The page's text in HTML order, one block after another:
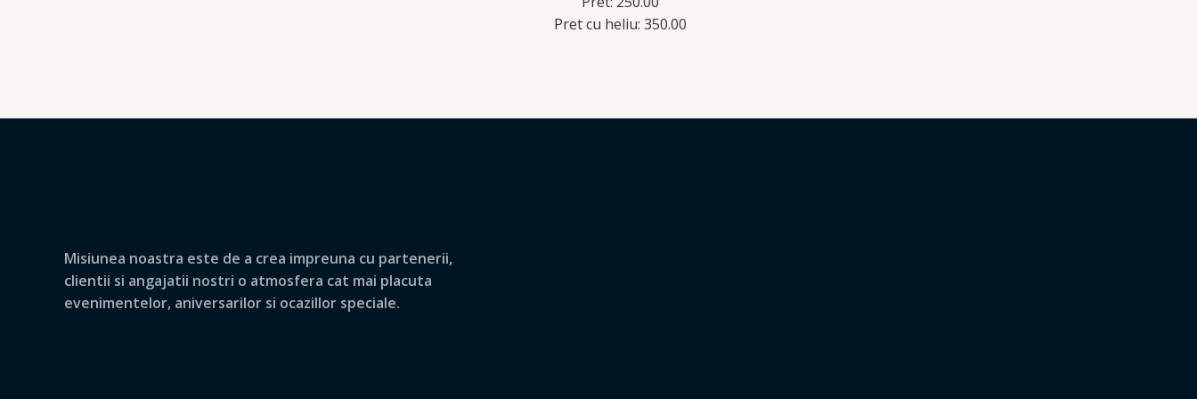
Pret cu heliu: 350.00
Misiunea noastra este de a crea impreuna cu partenerii,
clientii si angajatii nostri o atmosfera cat mai placuta
evenimentelor, aniversarilor si ocazillor speciale.